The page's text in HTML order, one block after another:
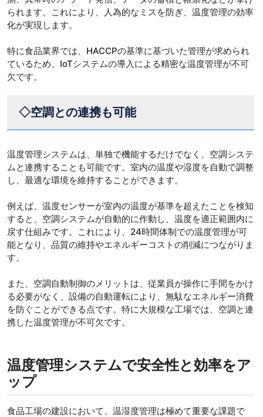
られます。これにより、人為的なミスを防ぎ、温度管理の効率
化が実現します。
特に食品業界では、HACCPの基準に基づいた管理が求められ
ているため、IoTシステムの導入による精密な温度管理が不可
欠です。
◇空調との連携も可能
温度管理システムは、単独で機能するだけでなく、空調システ
ムと連携することも可能です。室内の温度や湿度を自動で調整
し、最適な環境を維持することができます。
例えば、温度センサーが室内の温度が基準を超えたことを検知
すると、空調システムが自動的に作動し、温度を適正範囲内に
戻す仕組みです。これにより、24時間体制での温度管理が可
能となり、品質の維持やエネルギーコストの削減につながりま
す。
また、空調自動制御のメリットは、従業員が操作に手間をかけ
る必要がなく、設備の自動運転により、無駄なエネルギー消費
を防ぐことができる点です。特に大規模な工場では、空調と連
携した温度管理が不可欠です。
温度管理システムで安全性と効率をア
ップ
食品工場の建設において、温湿度管理は極めて重要な課題で